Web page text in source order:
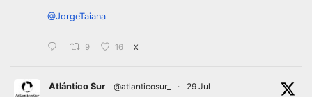
@JorgeTaiana
9 16 X
Atlántico Sur @atlanticosur_ ·
29 Jul